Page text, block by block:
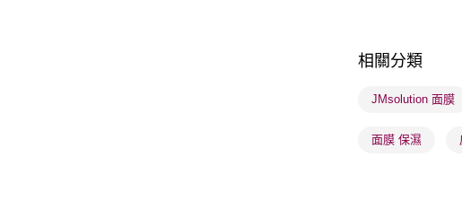
相關分類
JMsolution 面膜
面膜 保濕